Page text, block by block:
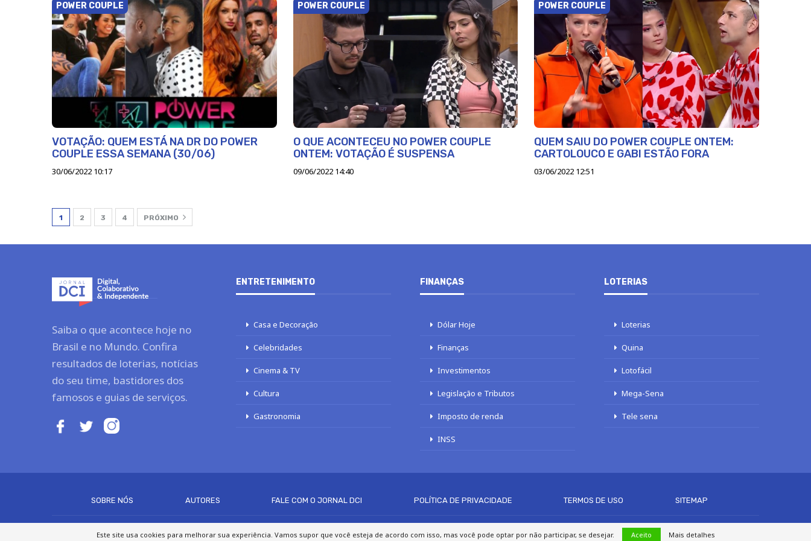
POWER COUPLE
VOTAÇÃO: QUEM ESTÁ NA DR DO POWER
COUPLE ESSA SEMANA (30/06)
30/06/2022 10:17
POWER COUPLE
O QUE ACONTECEU NO POWER COUPLE
ONTEM: VOTAÇÃO É SUSPENSA
09/06/2022 14:40
POWER COUPLE
QUEM SAIU DO POWER COUPLE ONTEM:
CARTOLOUCO E GABI ESTÃO FORA
03/06/2022 12:51
1 2 3 4 PRÓXIMO
Saiba o que acontece hoje no
Brasil e no Mundo. Confira
resultados de loterias, notícias
do seu time, bastidores dos
famosos e guias de serviços.
ENTRETENIMENTO
Casa e Decoração
Celebridades
Cinema & TV
Cultura
Gastronomia
FINANÇAS
Dólar Hoje
Finanças
Investimentos
Legislação e Tributos
Imposto de renda
INSS
LOTERIAS
Loterias
Quina
Lotofácil
Mega-Sena
Tele sena
SOBRE NÓS AUTORES FALE COM O JORNAL DCI POLÍTICA DE PRIVACIDADE TERMOS DE USO SITEMAP
Este site usa cookies para melhorar sua experiência. Vamos supor que você esteja de acordo com isso, mas você pode optar por não participar, se desejar. Aceito Mais detalhes